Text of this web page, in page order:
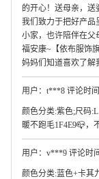
的开心！送母亲，送
我们致力于把好产品
小家，也许陪伴在父
福安康~【依布服饰
妈妈们知道喜欢了解
用户：t***8 评论时间
颜色分类:紫色;尺码
暖不跑毛1F4E9📪，
用户：v***9 评论时
颜色分类:蓝色+卡其